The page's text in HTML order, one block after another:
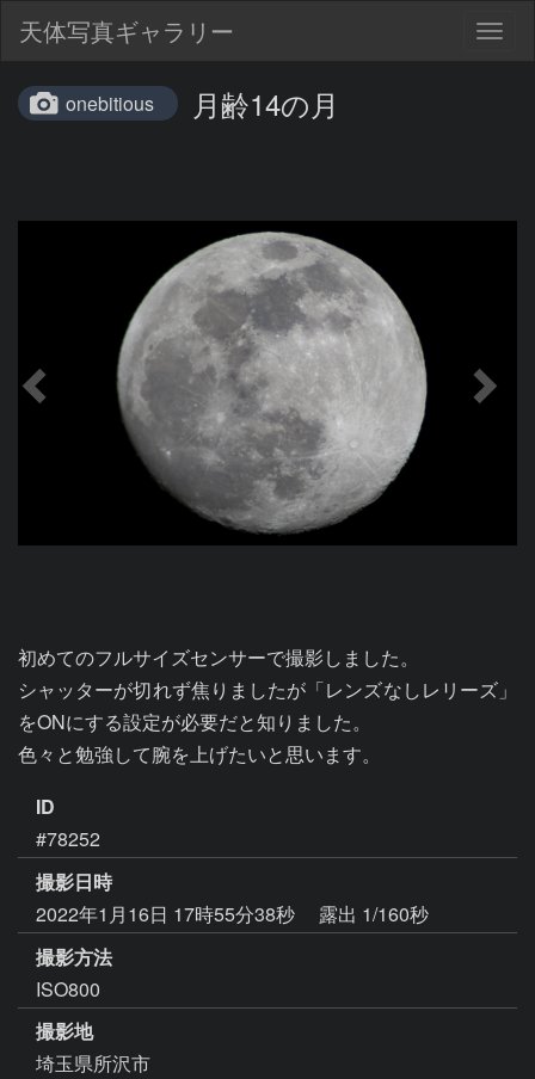
天体写真ギャラリー
onebitious 月齢14の月
初めてのフルサイズセンサーで撮影しました。
シャッターが切れず焦りましたが「レンズなしレリーズ」
をONにする設定が必要だと知りました。
色々と勉強して腕を上げたいと思います。
ID
#78252
撮影日時
2022年1月16日 17時55分38秒
露出 1/160秒
撮影方法
ISO800
撮影地
埼玉県所沢市